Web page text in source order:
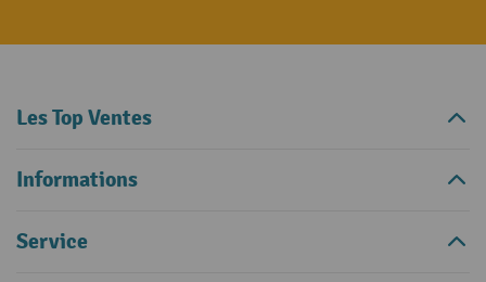
Les Top Ventes
Informations
Service